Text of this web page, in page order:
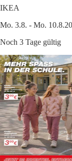
IKEA
Mo. 3.8. - Mo.
Noch 3 Tage gültig